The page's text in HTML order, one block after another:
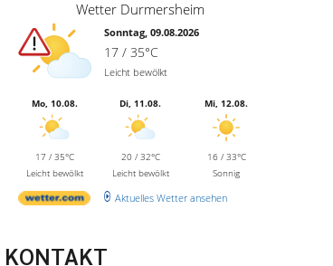
Wetter Durmersheim
Sonntag, 09.08.2026
17 / 35°C
Leicht bewölkt
Mo, 10.08.
17 / 35°C
Leicht bewölkt
Di, 11.08.
20 / 32°C
Leicht bewölkt
Mi, 12.08.
16 / 33°C
Sonnig
Aktuelles Wetter ansehen
KONTAKT